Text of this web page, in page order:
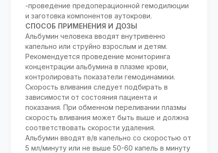
-проведение предоперационной гемодилюции
и заготовка компонентов аутокрови.
СПОСОБ ПРИМЕНЕНИЯ И ДОЗЫ
Альбумин человека вводят внутривенно
капельно или струйно взрослым и детям.
Рекомендуется проведение мониторинга
концентрации альбумина в плазме крови,
контролировать показатели гемодинамики.
Скорость вливания следует подбирать в
зависимости от состояния пациента и
показания. При обменном переливании плазмы
скорость вливания может быть выше и должна
соответствовать скорости удаления.
Альбумин вводят в/в капельно со скоростью от
5 мл/минуту или не выше 50-60 капель в минуту